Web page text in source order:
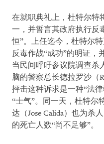
在就职典礼上，杜特尔特
一，并誓言其政府执行反
恒”。上任迄今，杜特尔
反毒作战“成功”的明证，
当民间呼吁参议院调查杀
脑的警察总长德拉罗沙（
抨击这种诉求是一种“法
“士气”。同一天，杜特尔
达（Jose Calida）也为杀
的死亡人数“尚不足够”。